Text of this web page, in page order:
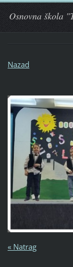
Osnovna škola
Nazad
« Natrag